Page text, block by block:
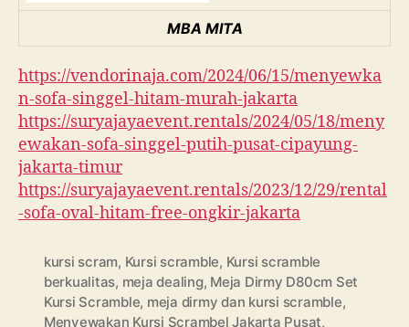
MBA MITA
https://vendorinaja.com/2024/06/15/menyewka
n-sofa-singgel-hitam-murah-jakarta
https://suryajayaevent.rentals/2024/05/18/meny
ewakan-sofa-singgel-putih-pusat-cipayung-
jakarta-timur
https://suryajayaevent.rentals/2023/12/29/rental
-sofa-oval-hitam-free-ongkir-jakarta
kursi scram, Kursi scramble, Kursi scramble
berkualitas, meja dealing, Meja Dirmy D80cm Set
Kursi Scramble, meja dirmy dan kursi scramble,
Menyewakan Kursi Scrambel Jakarta Pusat,